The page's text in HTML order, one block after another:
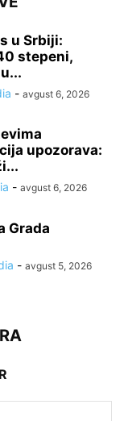
u Srbiji:
stepeni,
- avgust 6, 2026
upozorava:
- avgust 6, 2026
Grada
- avgust 5, 2026